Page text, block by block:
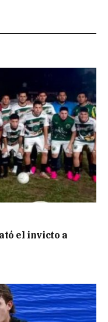
el invicto a